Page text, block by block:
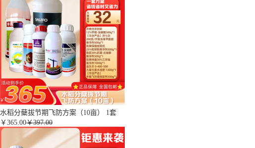
水稻分蘖拔节期飞防方案（10亩） 1套
￥ 365.00￥397.00